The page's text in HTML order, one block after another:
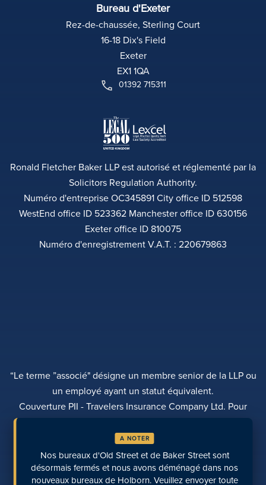
Bureau d'Exeter
Rez-de-chaussée, Sterling Court
16-18 Dix's Field
Exeter
EX1 1QA
01392 715311
Ronald Fletcher Baker LLP est autorisé et réglementé par la
Solicitors Regulation Authority.
Numéro d'entreprise OC345891 City office ID 512598
WestEnd office ID 523362 Manchester office ID 630156
Exeter office ID 810075
Numéro d'enregistrement V.A.T. : 220679863
“Le terme ”associé" désigne un membre senior de la LLP ou
un employé ayant un statut équivalent.
Couverture PII - Travelers Insurance Company Ltd. Pour
POLITIQUE DE CONFIDENTIALITÉ
TRANSPARENCE DIVERSITÉ
EFFECTUER UN PAIEMENT LOCALISATION DES SITES
PAGES RÉCENTES
A NOTER
Nos bureaux d'Old Street et de Baker Street sont
désormais fermés et nous avons déménagé dans nos
nouveaux bureaux de Holborn. Veuillez envoyer toute